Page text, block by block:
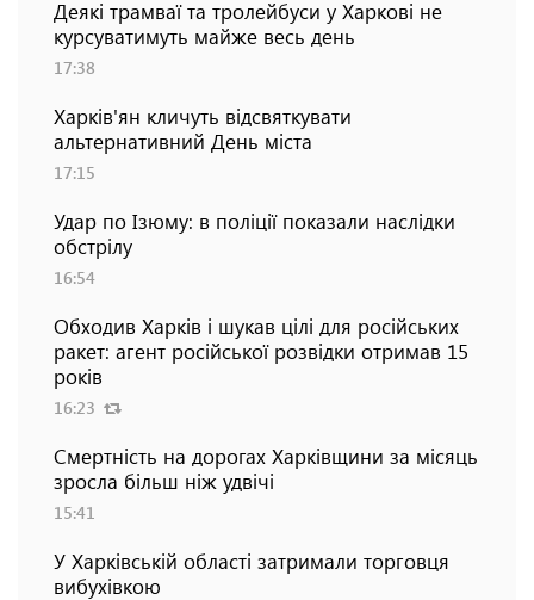
Деякі трамваї та тролейбуси у Харкові не
курсуватимуть майже весь день
17:38
Харків'ян кличуть відсвяткувати
альтернативний День міста
17:15
Удар по Ізюму: в поліції показали наслідки
обстрілу
16:54
Обходив Харків і шукав цілі для російських
ракет: агент російської розвідки отримав 15
років
16:23
Смертність на дорогах Харківщини за місяць
зросла більш ніж удвічі
15:41
У Харківській області затримали торговця
вибухівкою